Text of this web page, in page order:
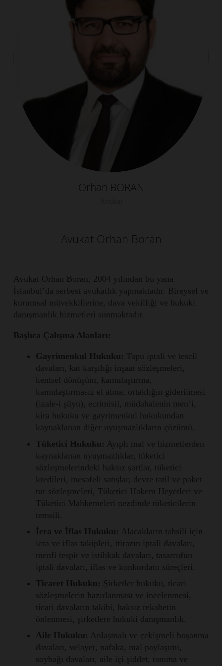
Orhan BORAN
Avukat Orhan Boran
Avukat Orhan Boran, 2004 yılından bu yana
İstanbul’da serbest avukatlık yapmaktadır. Bireysel ve
kurumsal müvekkillerine, dava vekilliği ve hukuki
danışmanlık hizmetleri sunmaktadır.
Başlıca Çalışma Alanları:
Gayrimenkul Hukuku: Tapu iptali ve tescil
davaları, kat karşılığı inşaat sözleşmeleri,
kentsel dönüşüm, kamulaştırma,
kamulaştırmasız el atma, ortaklığın giderilmesi
(izale-i şüyu), ecrimisil, müdahalenin men’i,
kira hukuku ve gayrimenkul hukukundan
kaynaklanan diğer uyuşmazlıkların çözümü.
Tüketici Hukuku: Ayıplı mal ve hizmetlerden
kaynaklanan uyuşmazlıklar, tüketici
sözleşmelerindeki haksız şartlar, tüketici
kredileri, mesafeli satışlar, devre tatil ve paket
tur sözleşmeleri, Tüketici Hakem Heyetleri ve
Tüketici Mahkemeleri nezdinde tüketicilerin
temsili.
İcra ve İflas Hukuku: Alacakların tahsili için
icra ve iflas takipleri, itirazın iptali davaları,
menfi tespit ve istihkak davaları, tasarrufun
iptali davaları, iflas ve konkordato süreçleri.
Ticaret Hukuku: Şirketler hukuku, ticari
sözleşmelerin hazırlanması ve incelenmesi,
ticari davaların takibi, haksız rekabetin
önlenmesi, şirketlere hukuki danışmanlık.
Aile Hukuku: Anlaşmalı ve çekişmeli boşanma
davaları, velayet, nafaka, mal paylaşımı,
soybağı davaları, aile içi şiddet, tanıma ve